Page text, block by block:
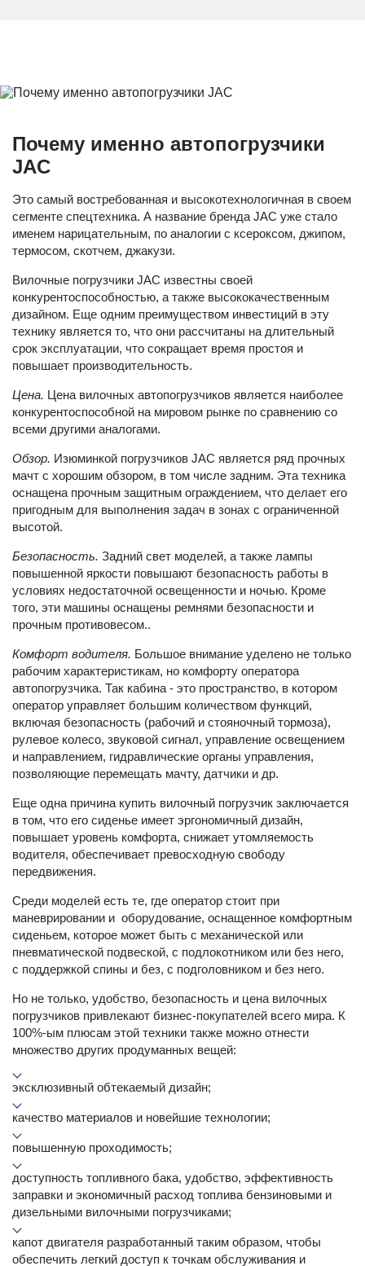
Почему именно автопогрузчики
JAC
Это самый востребованная и высокотехнологичная в своем
сегменте спецтехника. А название бренда JAC уже стало
именем нарицательным, по аналогии с ксероксом, джипом,
термосом, скотчем, джакузи.
Вилочные погрузчики JAC известны своей
конкурентоспособностью, а также высококачественным
дизайном. Еще одним преимуществом инвестиций в эту
технику является то, что они рассчитаны на длительный
срок эксплуатации, что сокращает время простоя и
повышает производительность.
Цена. Цена вилочных автопогрузчиков является наиболее
конкурентоспособной на мировом рынке по сравнению со
всеми другими аналогами.
Обзор. Изюминкой погрузчиков JAC является ряд прочных
мачт с хорошим обзором, в том числе задним. Эта техника
оснащена прочным защитным ограждением, что делает его
пригодным для выполнения задач в зонах с ограниченной
высотой.
Безопасность. Задний свет моделей, а также лампы
повышенной яркости повышают безопасность работы в
условиях недостаточной освещенности и ночью. Кроме
того, эти машины оснащены ремнями безопасности и
прочным противовесом..
Комфорт водителя. Большое внимание уделено не только
рабочим характеристикам, но комфорту оператора
автопогрузчика. Так кабина - это пространство, в котором
оператор управляет большим количеством функций,
включая безопасность (рабочий и стояночный тормоза),
рулевое колесо, звуковой сигнал, управление освещением
и направлением, гидравлические органы управления,
позволяющие перемещать мачту, датчики и др.
Еще одна причина купить вилочный погрузчик заключается
в том, что его сиденье имеет эргономичный дизайн,
повышает уровень комфорта, снижает утомляемость
водителя, обеспечивает превосходную свободу
передвижения.
Среди моделей есть те, где оператор стоит при
маневрировании и оборудование, оснащенное комфортным
сиденьем, которое может быть с механической или
пневматической подвеской, с подлокотником или без него,
с поддержкой спины и без, с подголовником и без него.
Но не только, удобство, безопасность и цена вилочных
погрузчиков привлекают бизнес-покупателей всего мира. К
100%-ым плюсам этой техники также можно отнести
множество других продуманных вещей:
эксклюзивный обтекаемый дизайн;
качество материалов и новейшие технологии;
повышенную проходимость;
доступность топливного бака, удобство, эффективность
заправки и экономичный расход топлива бензиновыми и
дизельными вилочными погрузчиками;
капот двигателя разработанный таким образом, чтобы
обеспечить легкий доступ к точкам обслуживания и